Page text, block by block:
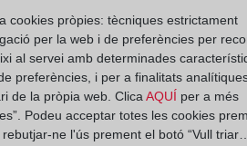
cookies pròpies: tècniques estrictament
per la web i de preferències per
al servei amb determinades
preferències, i per a finalitats
de la pròpia web. Clica AQUÍ per a més
Podeu acceptar totes les cookies
ne l'ús prement el botó “Vull